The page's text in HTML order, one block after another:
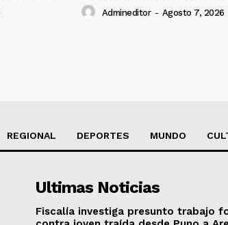
Admineditor - Agosto 7, 2026
REGIONAL DEPORTES MUNDO
Ultimas Noticias
Fiscalía investiga presunto trabajo